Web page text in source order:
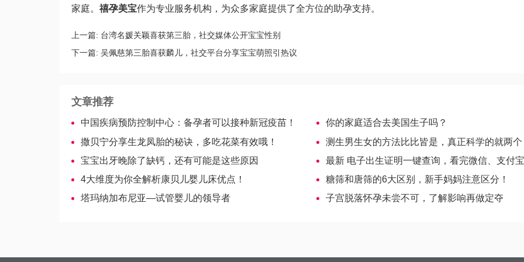
家庭。 禧孕美宝作为专业服务机构，为众多家庭提供了全方位的助孕支持。
上一篇: 台湾名媛关颖喜获第三胎，社交媒体公开宝宝性别
下一篇: 吴佩慈第三胎喜获麟儿，社交平台分享宝宝萌照引热议
文章推荐
中国疾病预防控制中心：备孕者可以接种新冠疫苗！
你的家庭适合去美国生子吗？
撒贝宁分享生龙凤胎的秘诀，多吃花菜有效哦！
测生男生女的方法比比皆是，真正科学的就两个
宝宝出牙晚除了缺钙，还有可能是这些原因
最新 电子出生证明一键查询，看完微信、支付宝领取教程够
4大维度为你全解析康贝儿婴儿床优点！
糖筛和唐筛的6大区别，新手妈妈注意区分！
塔玛纳加布尼亚—试管婴儿的领导者
子宫脱落怀孕未尝不可，了解影响再做定夺